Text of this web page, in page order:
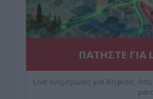
ΠΑΤΗΣΤΕ ΓΙΑ
Live ενημέρωση για Κηφισό,